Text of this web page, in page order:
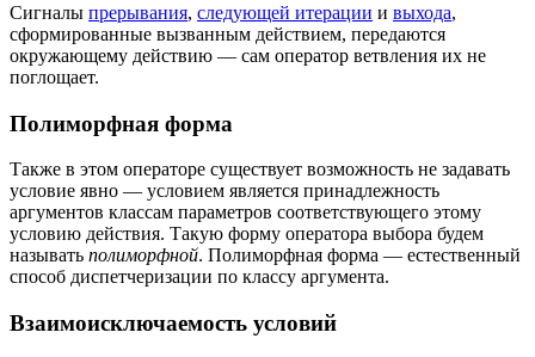
Сигналы прерывания, следующей итерации и выхода,
сформированные вызванным действием, передаются
окружающему действию — сам оператор ветвления их не
поглощает.
Полиморфная форма
Также в этом операторе существует возможность не задавать
условие явно — условием является принадлежность
аргументов классам параметров соответствующего этому
условию действия. Такую форму оператора выбора будем
называть полиморфной. Полиморфная форма — естественный
способ диспетчеризации по классу аргумента.
Взаимоисключаемость условий